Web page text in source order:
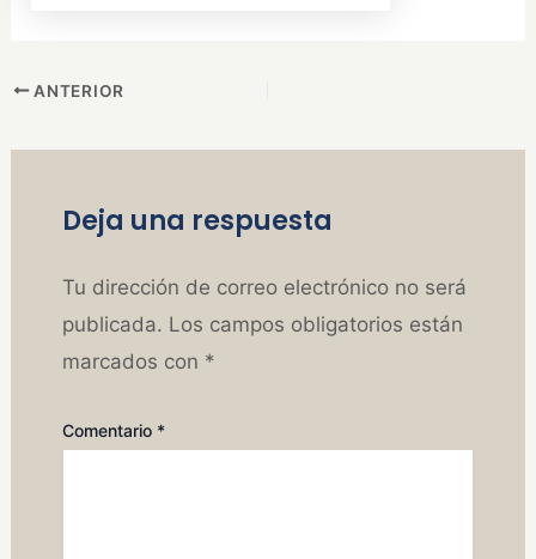
ANTERIOR
Deja una respuesta
Tu dirección de correo electrónico no será
publicada. Los campos obligatorios están
marcados con *
Comentario *